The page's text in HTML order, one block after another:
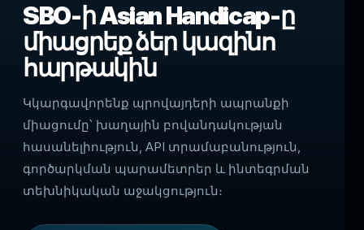
SBO-ի Asian Handicap-ը
միացրեք ձեր կազինո
հարթակին
Կկարգավորենք պրովայդերի ապրանքի
միացումը՝ խաղային բովանդակության
հասանելիություն, API տրամաբանություն,
գործարկման պարամետրեր և ինտեգրման
տեխնիկական աջակցություն։